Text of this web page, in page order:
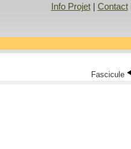
Info Projet| Contact|
Fascicule